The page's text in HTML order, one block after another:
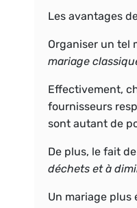
Les avantages
Organiser un tel
mariage
Effectivement,
fournisseurs
sont autant de
De plus, le fait
déchets et à
Un mariage plus